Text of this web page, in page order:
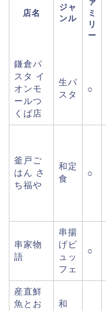
店名
ジャ
ンル
ミ
リ
ー
鎌倉パ
スタ イ
オンモ
ールつ
くば店
生パ
スタ
○
釜戸ご
はん さ
ち福や
和定
食
○
串家物
語
串揚
げビ
ュッ
フェ
○
産直鮮
魚とお
和